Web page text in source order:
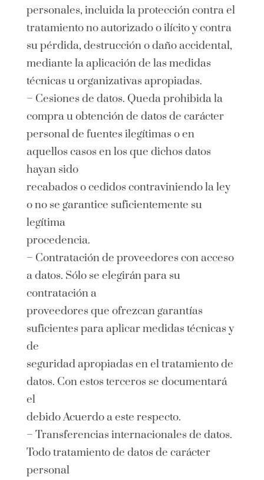
personales, incluida la protección contra el
tratamiento no autorizado o ilícito y contra
su pérdida, destrucción o daño accidental,
mediante la aplicación de las medidas
técnicas u organizativas apropiadas.
– Cesiones de datos. Queda prohibida la
compra u obtención de datos de carácter
personal de fuentes ilegítimas o en
aquellos casos en los que dichos datos
hayan sido
recabados o cedidos contraviniendo la ley
o no se garantice suficientemente su
legítima
procedencia.
– Contratación de proveedores con acceso
a datos. Sólo se elegirán para su
contratación a
proveedores que ofrezcan garantías
suficientes para aplicar medidas técnicas y
de
seguridad apropiadas en el tratamiento de
datos. Con estos terceros se documentará
el
debido Acuerdo a este respecto.
– Transferencias internacionales de datos.
Todo tratamiento de datos de carácter
personal